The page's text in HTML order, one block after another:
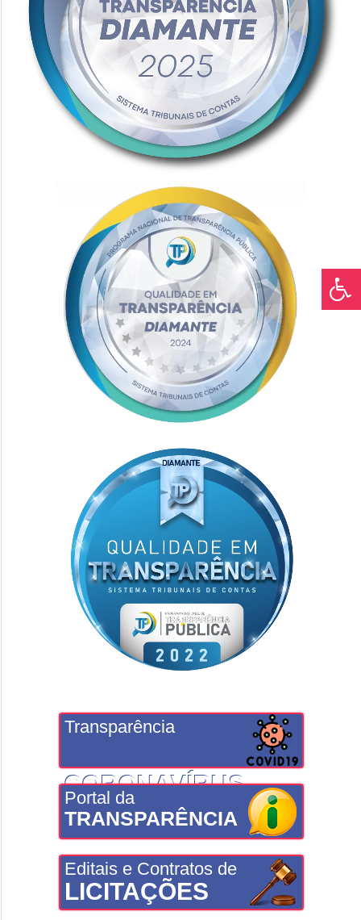
Transparência
CORONAVÍRUS
Portal da
TRANSPARÊNCIA
Editais e Contratos de
LICITAÇÕES